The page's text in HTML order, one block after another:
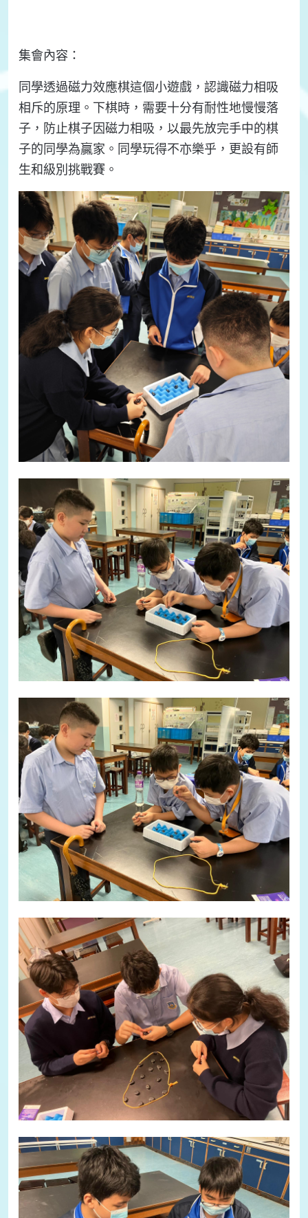
集會內容：
同學透過磁力效應棋這個小遊戲，認識磁力相吸
相斥的原理。下棋時，需要十分有耐性地慢慢落
子，防止棋子因磁力相吸，以最先放完手中的棋
子的同學為贏家。 同學玩得不亦樂乎， 更設有師
生和級別挑戰賽。